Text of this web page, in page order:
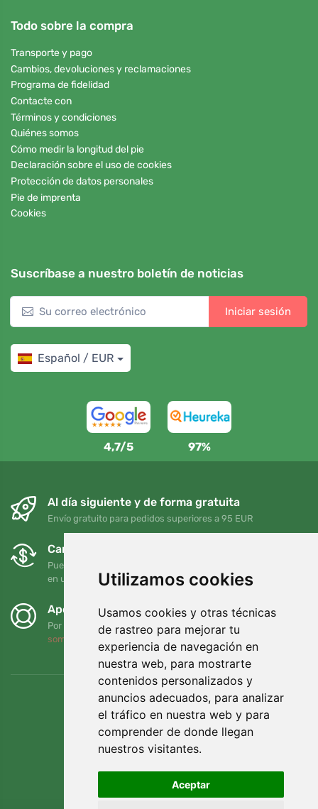
Utilizamos cookies
Usamos cookies y otras técnicas
de rastreo para mejorar tu
experiencia de navegación en
nuestra web, para mostrarte
contenidos personalizados y
anuncios adecuados, para analizar
el tráfico en nuestra web y para
comprender de donde llegan
nuestros visitantes.
Aceptar
Todo sobre la compra
Transporte y pago
Cambios, devoluciones y reclamaciones
Programa de fidelidad
Contacte con
Términos y condiciones
Quiénes somos
Cómo medir la longitud del pie
Declaración sobre el uso de cookies
Protección de datos personales
Pie de imprenta
Cookies
Suscríbase a nuestro boletín de noticias
Iniciar sesión
Español / EUR
4,7/5 97%
Al día siguiente y de forma gratuita
Envío gratuito para pedidos superiores a 95 EUR
Cambios y devoluciones gratuitos
Puede devolver o cambiar su pedido en cualquier momento
en un plazo de 90 días
Apoyamos a Trees.org
Por cada pedido plantamos un árbol. Leer más
somos